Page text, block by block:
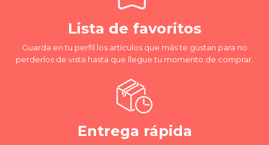
Lista de favoritos
Guarda en tu perfil los artículos que más te gustan para no
perderlos de vista hasta que llegue tu momento de comprar.
Entrega rápida